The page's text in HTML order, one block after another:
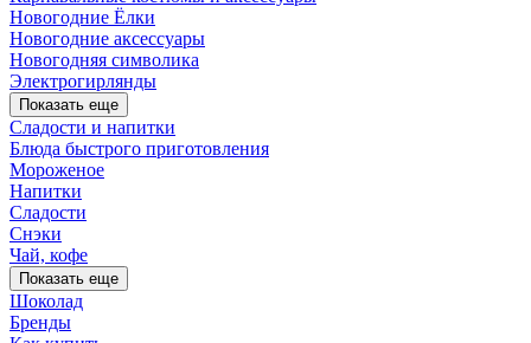
Новогодние Ёлки
Новогодние аксессуары
Новогодняя символика
Электрогирлянды
Показать еще
Сладости и напитки
Блюда быстрого приготовления
Мороженое
Напитки
Сладости
Снэки
Чай, кофе
Показать еще
Шоколад
Бренды